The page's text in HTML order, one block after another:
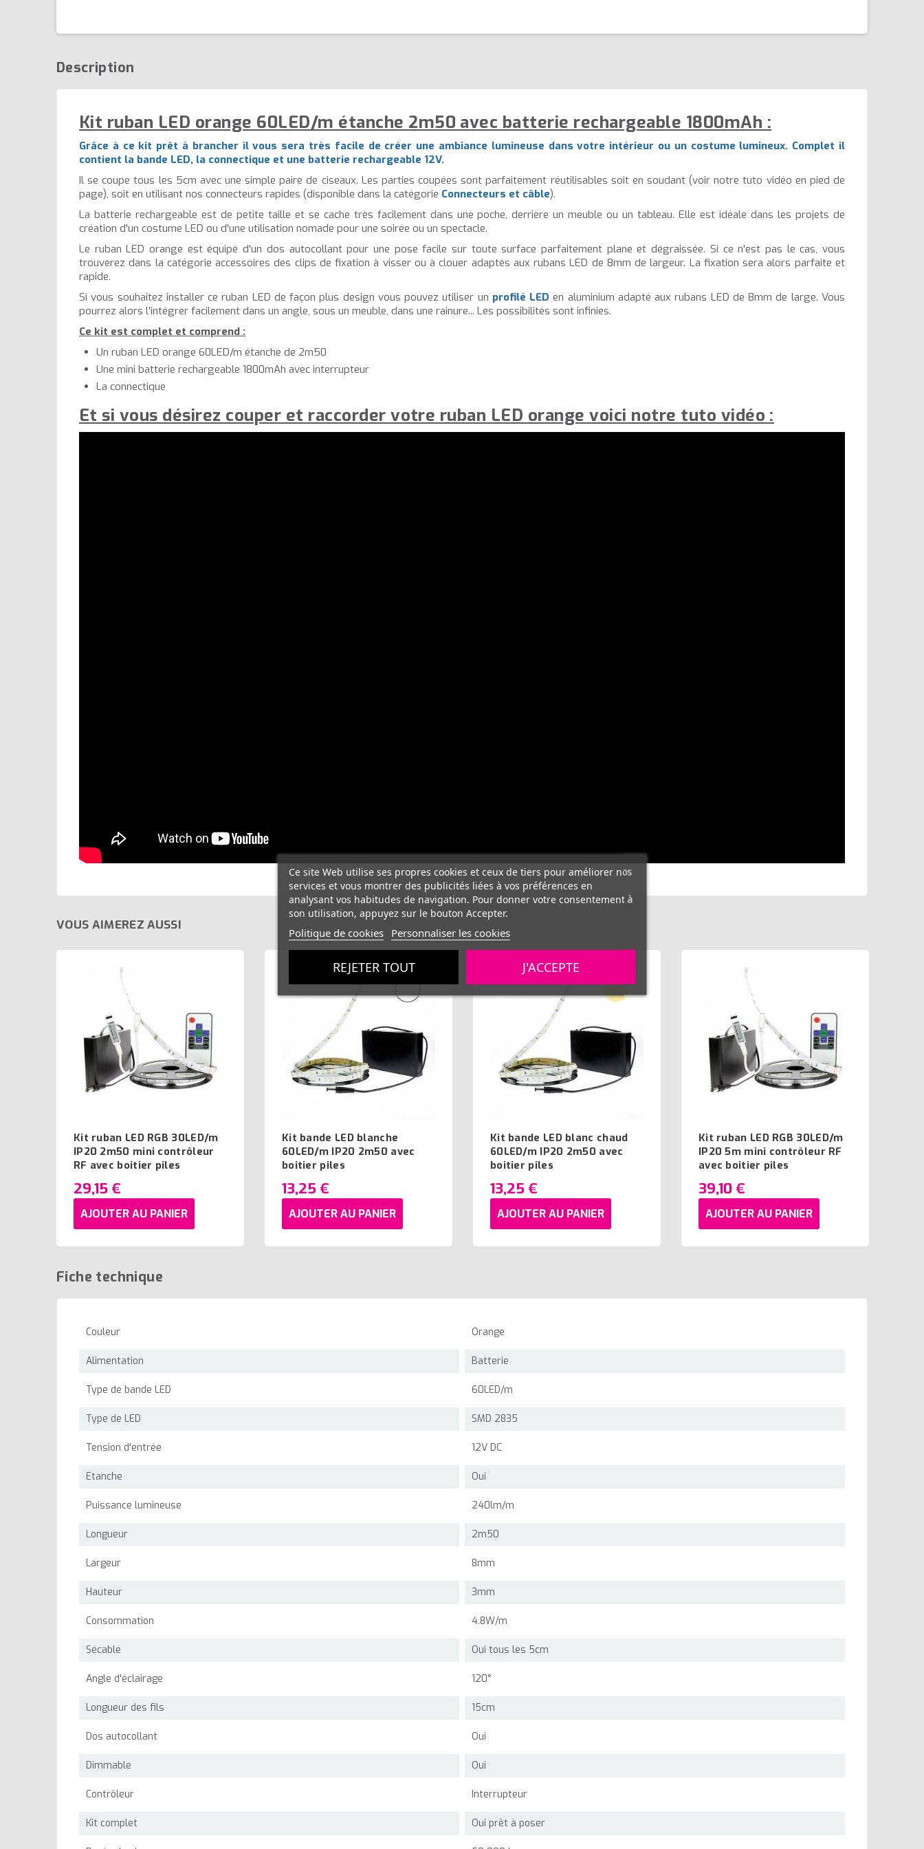
Description
Kit ruban LED orange 60LED/m étanche 2m50 avec batterie rechargeable 1800mAh :
Grâce à ce kit prêt à brancher il vous sera très facile de créer une ambiance lumineuse dans votre intérieur ou un costume lumineux. Complet il
contient la bande LED, la connectique et une batterie rechargeable 12V.
Il se coupe tous les 5cm avec une simple paire de ciseaux. Les parties coupées sont parfaitement réutilisables soit en soudant (voir notre tuto vidéo en pied de
page), soit en utilisant nos connecteurs rapides (disponible dans la catégorie Connecteurs et câble).
La batterie rechargeable est de petite taille et se cache très facilement dans une poche, derrière un meuble ou un tableau. Elle est idéale dans les projets de
création d'un costume LED ou d'une utilisation nomade pour une soirée ou un spectacle.
Le ruban LED orange est équipé d'un dos autocollant pour une pose facile sur toute surface parfaitement plane et dégraissée. Si ce n'est pas le cas, vous
trouverez dans la catégorie accessoires des clips de fixation à visser ou à clouer adaptés aux rubans LED de 8mm de largeur. La fixation sera alors parfaite et
rapide.
Si vous souhaitez installer ce ruban LED de façon plus design vous pouvez utiliser un profilé LED en aluminium adapté aux rubans LED de 8mm de large. Vous
pourrez alors l'intégrer facilement dans un angle, sous un meuble, dans une rainure... Les possibilités sont infinies.
Ce kit est complet et comprend :
Un ruban LED orange 60LED/m étanche de 2m50
Une mini batterie rechargeable 1800mAh avec interrupteur
La connectique
Et si vous désirez couper et raccorder votre ruban LED orange voici notre tuto vidéo :
VOUS AIMEREZ AUSSI
Kit ruban LED RGB 30LED/m
IP20 2m50 mini contrôleur
RF avec boitier piles
29,15 €
AJOUTER AU PANIER
Kit bande LED blanche
60LED/m IP20 2m50 avec
boitier piles
13,25 €
AJOUTER AU PANIER
Kit bande LED blanc chaud
60LED/m IP20 2m50 avec
boitier piles
13,25 €
AJOUTER AU PANIER
Kit ruban LED RGB 30LED/m
IP20 5m mini contrôleur RF
avec boitier piles
39,10 €
AJOUTER AU PANIER
Fiche technique
Couleur Orange
Alimentation Batterie
Type de bande LED 60LED/m
Type de LED SMD 2835
Tension d'entrée 12V DC
Etanche Oui
Puissance lumineuse 240lm/m
Longueur 2m50
Largeur 8mm
Hauteur 3mm
Consommation 4.8W/m
Sécable Oui tous les 5cm
Angle d'éclairage 120°
Longueur des fils 15cm
Dos autocollant Oui
Dimmable Oui
Contrôleur Interrupteur
Kit complet Oui prêt à poser
Ce site Web utilise ses propres cookies et ceux de tiers pour améliorer nos
services et vous montrer des publicités liées à vos préférences en
analysant vos habitudes de navigation. Pour donner votre consentement à
son utilisation, appuyez sur le bouton Accepter.
Politique de cookies Personnaliser les cookies
REJETER TOUT J'ACCEPTE